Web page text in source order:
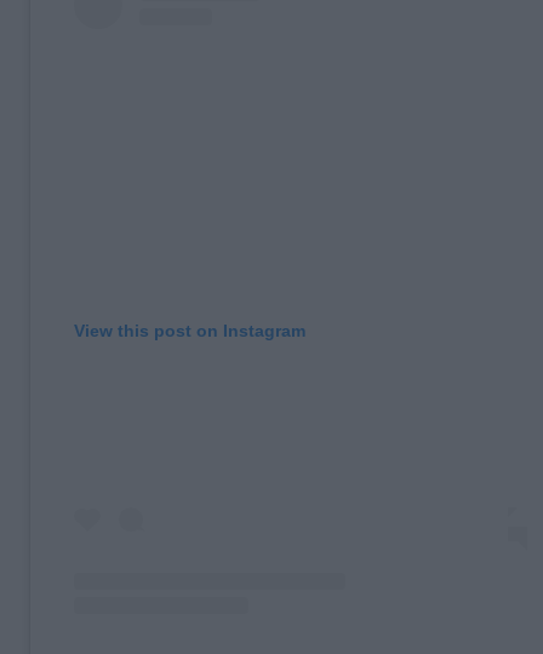
View this post on Instagram